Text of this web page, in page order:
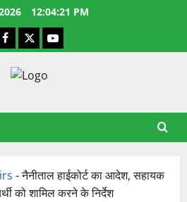
12:04:22 PM
Facebook
X YouTube
-नैनीताल हाईकोर्ट का आदेश, सहायक
को शामिल करने के निर्देश